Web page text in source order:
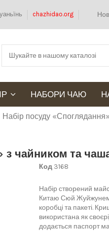
chazhidao.org
НАБОРИ ЧАЮ
Набір посуду
чайником та
Код 3168
Набір створений
Китаю Сюй
коробці та пакеті.
використана як
додається паспорт